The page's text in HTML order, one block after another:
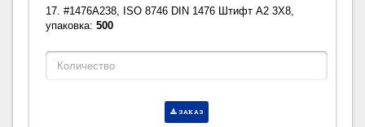
17. #1476A238, ISO 8746 DIN 1476 Штифт A2 3X8,
упаковка:500
ЗАКАЗ